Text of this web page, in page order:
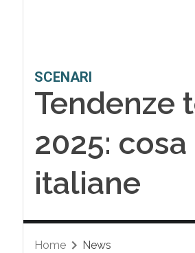
SCENARI
Tendenze
2025:
italiane
Home News